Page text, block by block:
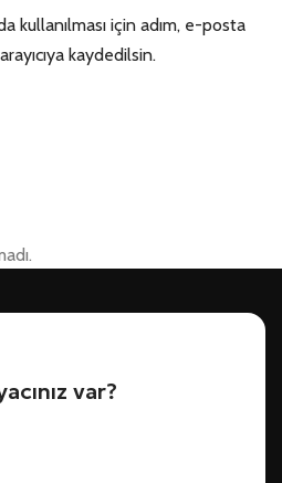
kullanılması için adım, e-posta
kaydedilsin.
var?